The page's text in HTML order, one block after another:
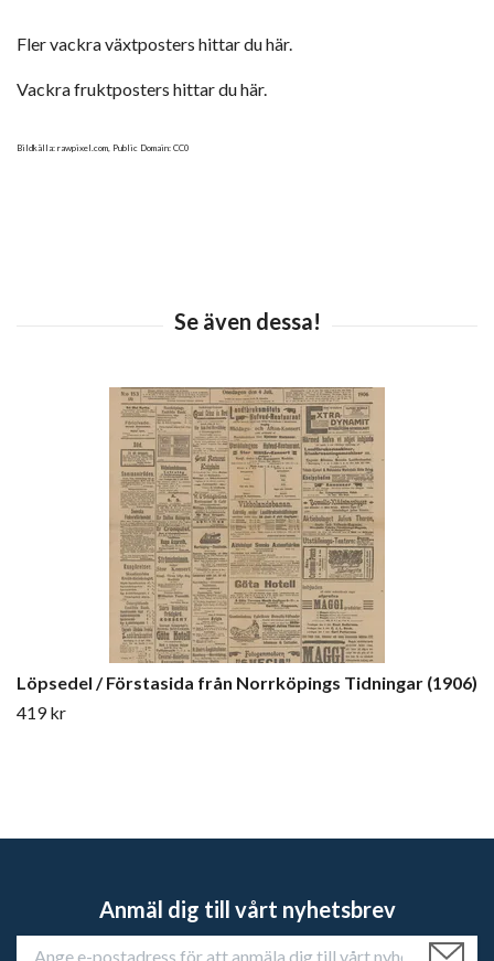
Fler vackra växtposters hittar du här.
Vackra fruktposters hittar du här.
Bildkälla: rawpixel.com, Public Domain: CC0
Löpsedel / Förstasida från Norrköpings Tidningar (1906)
419 kr
Anmäl dig till vårt nyhetsbrev